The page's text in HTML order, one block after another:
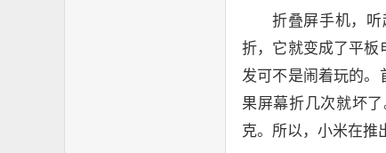
折叠屏手机，
折，它就变成了平
发可不是闹着玩的。
果屏幕折几次就坏
克。所以，小米在推